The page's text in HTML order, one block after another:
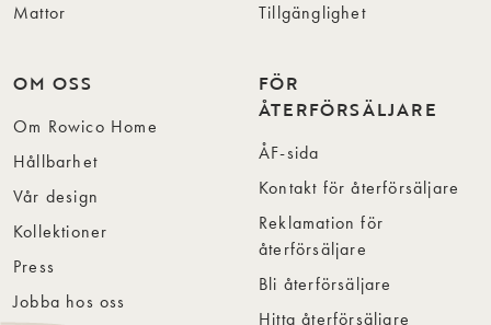
Mattor
Tillgänglighet
OM OSS
Om Rowico Home
Hållbarhet
Vår design
Kollektioner
Press
Jobba hos oss
FÖR
ÅTERFÖRSÄLJARE
ÅF-sida
Kontakt för återförsäljare
Reklamation för
återförsäljare
Bli återförsäljare
Hitta återförsäljare